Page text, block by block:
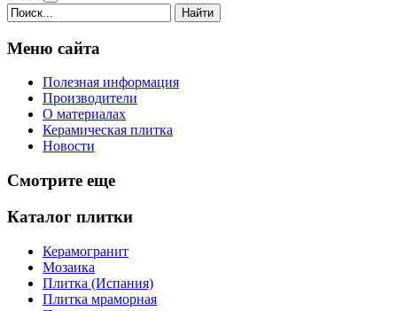
Найти
Меню сайта
Полезная информация
Производители
О материалах
Керамическая плитка
Новости
Смотрите еще
Каталог плитки
Керамогранит
Мозаика
Плитка (Испания)
Плитка мраморная